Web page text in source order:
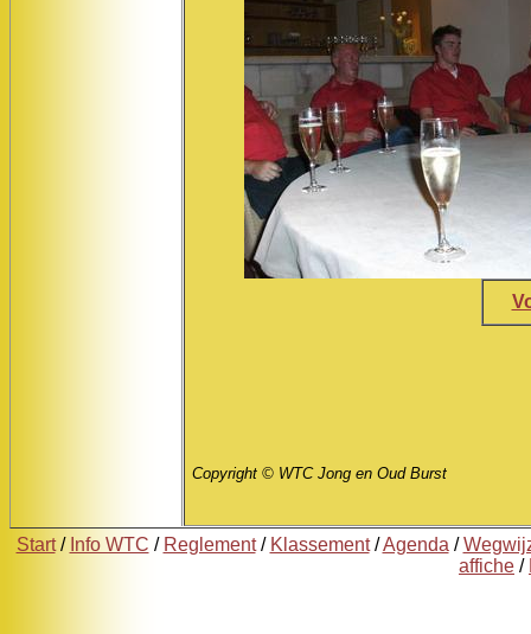
Copyright © WTC Jong en Oud Burst
Start/ Info WTC / Reglement/ Klassement/Agenda /
affiche /